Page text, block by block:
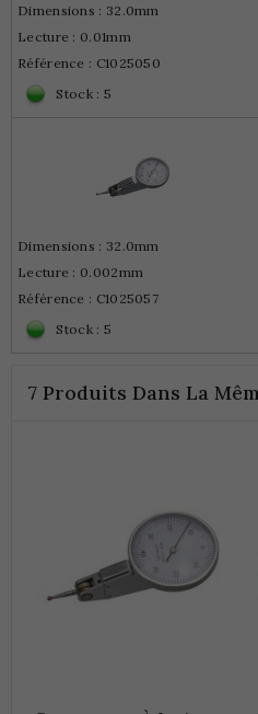
Dimensions : 32.0mm
Lecture : 0.01mm
Référence : C1025050
Stock : 5
Dimensions : 32.0mm
Lecture : 0.002mm
Référence : C1025057
Stock : 5
7 Produits Dans La